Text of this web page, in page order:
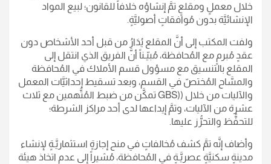
خلال معملٍ ومقلعٍ تمَّ إنشاؤه خلافاً للقانون؛ لبيع المواد
الإنشائيَّة بدون مُوافقاتٍ أصوليَّةٍ.
ولفت المكتب إلى أنَّ المقلع يُدَارُ من قبل أحد الأشخاص دون
عقدٍ مُبرمٍ مع المُحافظة، مُبيّـناً أنَّ الفريق الذي انتقل إلى
المقلع بالتنسيق مع مسؤول قسم الأملاك في المُحافظة
والمسَّاح المُختصّ في القسم، وبعد تسقيط إحداثيَّات المعمل
والآليات من خلال ((GBS تمكَّن من ضبط المُتَّهمين مع ثلاث
عشرة من الآليات، وتمَّ إيداعها لدى أحد مراكز الشرطة؛
للتحفُّظ والتحرُّز عليها.
وأضاف إنَّه تمَّ كشف مُخالفاتٍ في منح إجازةٍ استثماريَّـةٍ لإنشاء
مدينةٍ سكنيَّةٍ عصريَّـةٍ في المُحافظة، مُشيراً إلى عدم اتخاذ هيئة